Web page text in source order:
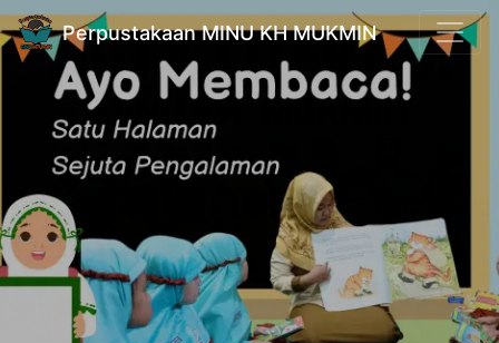
Perpustakaan MINU KH MUKMIN